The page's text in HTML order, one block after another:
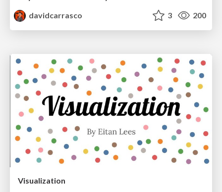
davidcarrasco
3 200
Visualization